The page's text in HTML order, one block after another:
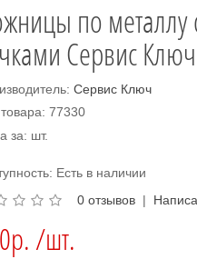
по
Сервис Ключ
Сервис Ключ
77330
за: шт.
Есть в наличии
0 отзывов |
/шт.